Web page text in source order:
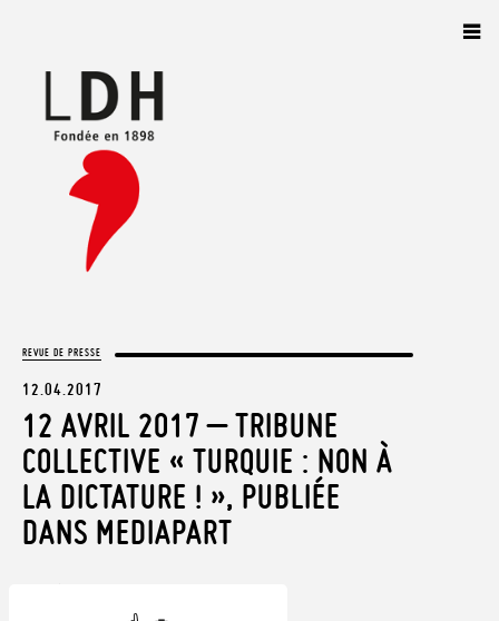
REVUE DE PRESSE
12.04.2017
12 AVRIL 2017 – TRIBUNE
COLLECTIVE « TURQUIE : NON À
LA DICTATURE ! », PUBLIÉE
DANS MEDIAPART
LIRE L’ARTICLE